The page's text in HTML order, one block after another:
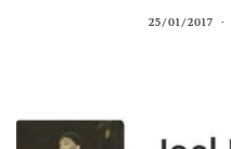
25/01/2017